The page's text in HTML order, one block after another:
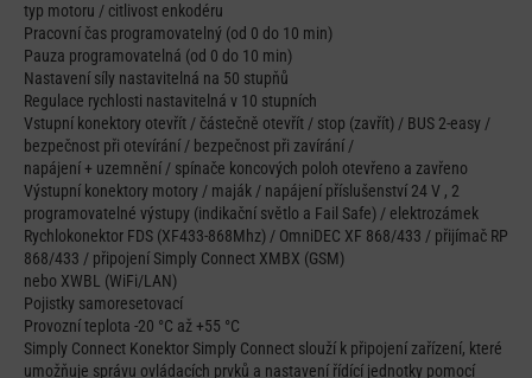
typ motoru / citlivost enkodéru
Pracovní čas programovatelný (od 0 do 10 min)
Pauza programovatelná (od 0 do 10 min)
Nastavení síly nastavitelná na 50 stupňů
Regulace rychlosti nastavitelná v 10 stupních
Vstupní konektory otevřít / částečně otevřít / stop (zavřít) / BUS 2-easy /
bezpečnost při otevírání / bezpečnost při zavírání /
napájení + uzemnění / spínače koncových poloh otevřeno a zavřeno
Výstupní konektory motory / maják / napájení příslušenství 24 V , 2
programovatelné výstupy (indikační světlo a Fail Safe) / elektrozámek
Rychlokonektor FDS (XF433-868Mhz) / OmniDEC XF 868/433 / přijímač RP
868/433 / připojení Simply Connect XMBX (GSM)
nebo XWBL (WiFi/LAN)
Pojistky samoresetovací
Provozní teplota -20 °C až +55 °C
Simply Connect Konektor Simply Connect slouží k připojení zařízení, které
umožňuje správu ovládacích prvků a nastavení řídící jednotky pomocí